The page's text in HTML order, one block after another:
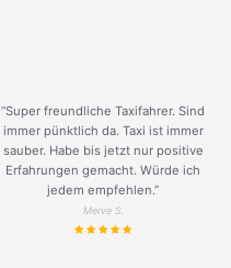
“Super freundliche Taxifahrer. Sind
immer pünktlich da. Taxi ist immer
sauber. Habe bis jetzt nur positive
Erfahrungen gemacht. Würde ich
jedem empfehlen.”
Merve S.